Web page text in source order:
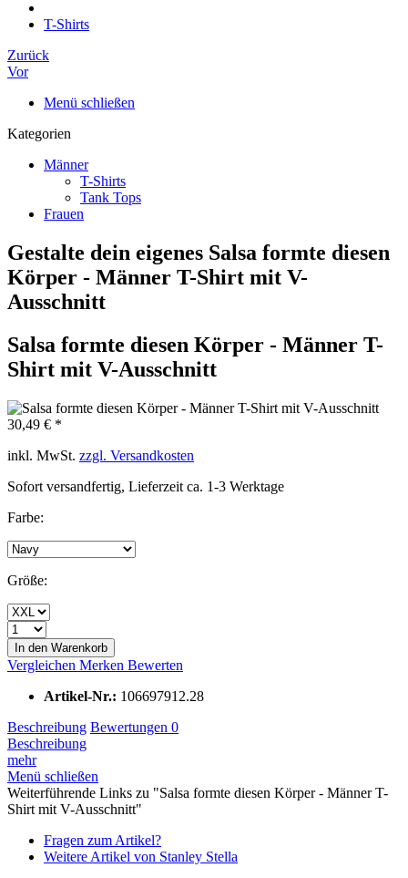
T-Shirts
Zurück
Vor
Menü schließen
Kategorien
Männer
T-Shirts
Tank Tops
Frauen
Gestalte dein eigenes Salsa formte diesen
Körper - Männer T-Shirt mit V-
Ausschnitt
Salsa formte diesen Körper - Männer T-
Shirt mit V-Ausschnitt
30,49 € *
inkl. MwSt. zzgl. Versandkosten
Sofort versandfertig, Lieferzeit ca. 1-3 Werktage
Farbe:
Größe:
In den Warenkorb
Vergleichen Merken Bewerten
Artikel-Nr.: 106697912.28
Beschreibung Bewertungen 0
Beschreibung
mehr
Menü schließen
Weiterführende Links zu "Salsa formte diesen Körper - Männer T-
Shirt mit V-Ausschnitt"
Fragen zum Artikel?
Weitere Artikel von Stanley Stella